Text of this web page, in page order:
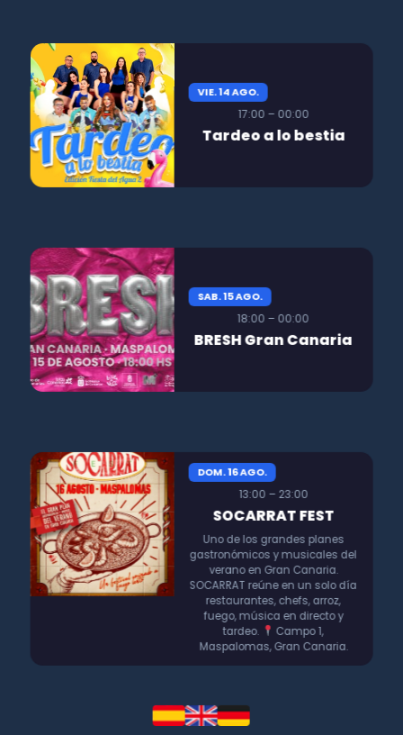
VIE. 14 AGO.
17:00 – 00:00
Tardeo a lo bestia
SAB. 15 AGO.
18:00 – 00:00
BRESH Gran Canaria
DOM. 16 AGO.
13:00 – 23:00
SOCARRAT FEST
Uno de los grandes planes
gastronómicos y musicales del
verano en Gran Canaria.
SOCARRAT reúne en un solo día
restaurantes, chefs, arroz,
fuego, música en directo y
tardeo.
Campo 1,
Maspalomas, Gran Canaria.